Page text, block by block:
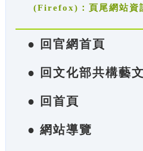
(Firefox)：頁尾網站資
● 回官網首頁
● 回文化部共構藝
● 回首頁
● 網站導覽